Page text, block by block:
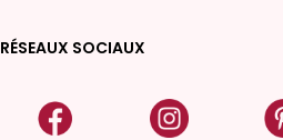
RÉSEAUX SOCIAUX